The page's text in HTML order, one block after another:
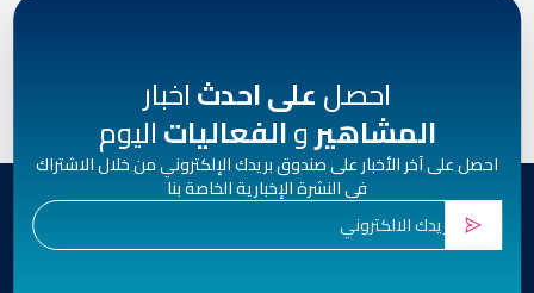
احصلعلى احدثاخبار
المشاهيروالفعالياتاليوم
احصل على آخر الأخبار على صندوق بريدك الإلكتروني من خلال الاشتراك
في النشرة الإخبارية الخاصة بنا